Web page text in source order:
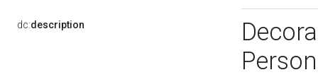
dc:description